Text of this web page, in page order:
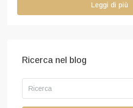
Leggi di più
Ricerca nel blog